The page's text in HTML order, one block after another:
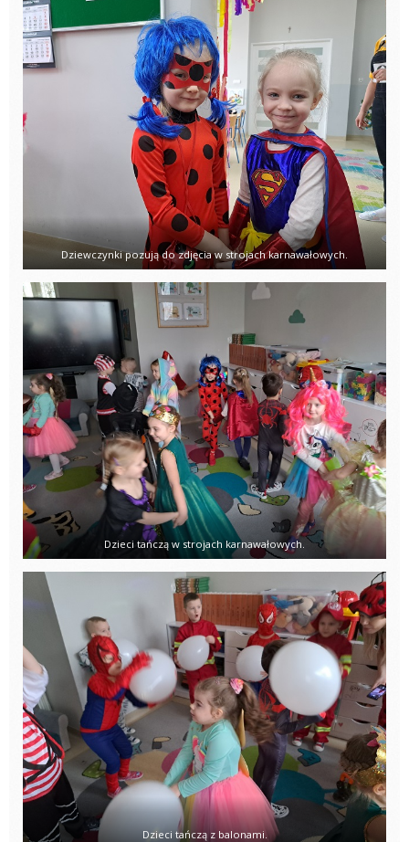
Dziewczynki pozują do zdjęcia w strojach karnawałowych.
Dzieci tańczą w strojach karnawałowych.
Dzieci tańczą z balonami.